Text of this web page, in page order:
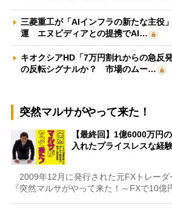
三菱重工が「AIインフラの新たな主役
運 エヌビディアとの提携でAI…
キオクシアHD「7万円割れからの急反
の反転シグナルか？ 市場のムー…
突然マルサがやって来た！
【最終回】1億6000万円
入れたプライスレスな経
2009年12月に発行された元FXトレーダ
『突然マルサがやって来た！～FXで10億